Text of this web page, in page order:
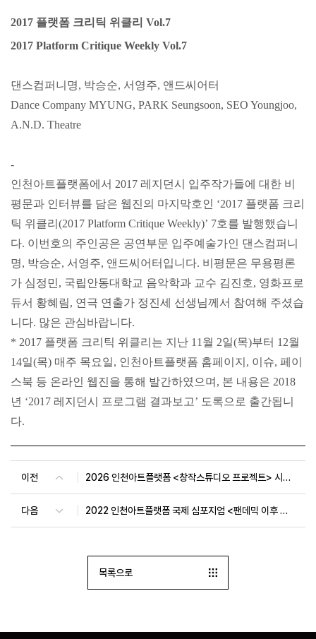
2017 플랫폼 크리틱 위클리 Vol.7
2017 Platform Critique Weekly Vol.7
댄스컴퍼니명, 박승순, 서영주, 앤드씨어터
Dance Company MYUNG, PARK Seungsoon, SEO Youngjoo,
A.N.D. Theatre
-
인천아트플랫폼에서 2017 레지던시 입주작가들에 대한 비
평문과 인터뷰를 담은 웹진의 마지막호인 ‘2017 플랫폼 크리
틱 위클리(2017 Platform Critique Weekly)’ 7호를 발행했습니
다. 이번호의 주인공은 공연부문 입주예술가인 댄스컴퍼니
명, 박승순, 서영주, 앤드씨어터입니다. 비평문은 무용평론
가 심정민, 국립안동대학교 음악학과 교수 김진호, 영화프로
듀서 황혜림, 연극 연출가 정진세 선생님께서 참여해 주셨습
니다. 많은 관심바랍니다.
* 2017 플랫폼 크리틱 위클리는 지난 11월 2일(목)부터 12월
14일(목) 매주 목요일, 인천아트플랫폼 홈페이지, 이슈, 페이
스북 등 온라인 웹진을 통해 발간하였으며, 본 내용은 2018
년 ‘2017 레지던시 프로그램 결과보고’ 도록으로 출간됩니
다.
이전 2026 인천아트플랫폼 <창작스튜디오 프로젝트> 시민참여 워크숍 8월
다음 2022 인천아트플랫폼 국제 심포지엄 <팬데믹 이후 예술활동과 지역 및 국제 네트워크의 방향>
목록으로